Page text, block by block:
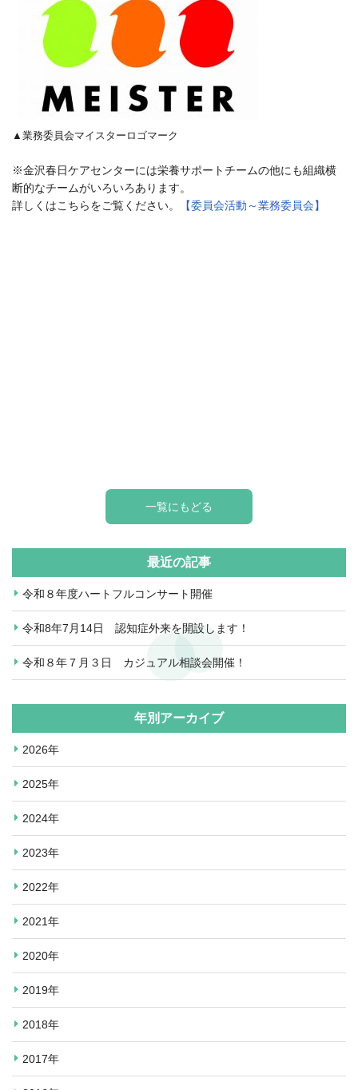
▲業務委員会マイスターロゴマーク
※金沢春日ケアセンターには栄養サポートチームの他にも組織横
断的なチームがいろいろあります。
詳しくはこちらをご覧ください。
【委員会活動～業務委員会】
一覧にもどる
最近の記事
令和８年度ハートフルコンサート開催
令和8年7月14日 認知症外来を開設します！
令和８年７月３日 カジュアル相談会開催！
年別アーカイブ
2026年
2025年
2024年
2023年
2022年
2021年
2020年
2019年
2018年
2017年